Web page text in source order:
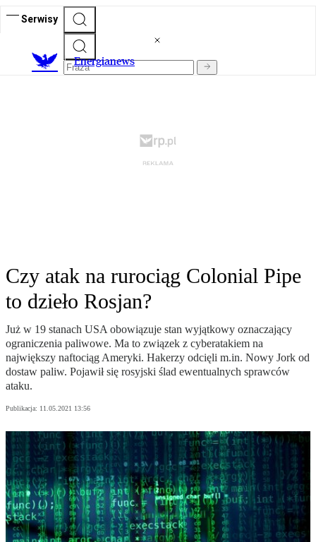
Serwisy
Energianews
Czy atak na rurociąg Colonial Pipe
to dzieło Rosjan?
Już w 19 stanach USA obowiązuje stan wyjątkowy oznaczający
ograniczenia paliwowe. Ma to związek z cyberatakiem na
największy naftociąg Ameryki. Hakerzy odcięli m.in. Nowy Jork od
dostaw paliw. Pojawił się rosyjski ślad ewentualnych sprawców
ataku.
Publikacja: 11.05.2021 13:56